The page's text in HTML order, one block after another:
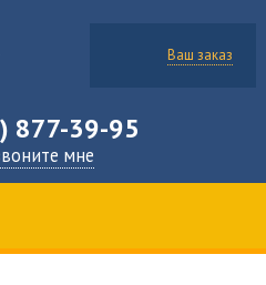
Ваш заказ
877-39-95
мне